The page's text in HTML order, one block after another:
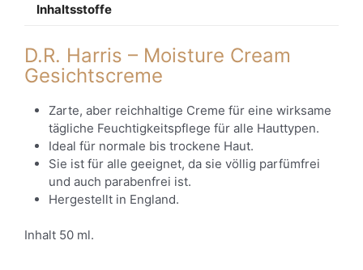
Inhaltsstoffe
D.R. Harris – Moisture Cream
Gesichtscreme
Zarte, aber reichhaltige Creme für eine wirksame
tägliche Feuchtigkeitspflege für alle Hauttypen.
Ideal für normale bis trockene Haut.
Sie ist für alle geeignet, da sie völlig parfümfrei
und auch parabenfrei ist.
Hergestellt in England.
Inhalt 50 ml.